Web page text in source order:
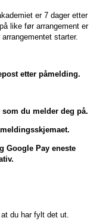
er 7 dager etter
like før arrangement er
starter.
etter påmelding.
du melder deg på.
Google Pay eneste
du har fylt det ut.